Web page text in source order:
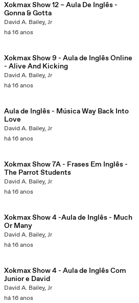
Xokmax Show 12 – Aula De Inglês -
Gonna & Gotta
David A. Bailey, Jr
há 16 anos
Xokmax Show 9 - Aula de Inglês Online
- Alive And Kicking
David A. Bailey, Jr
há 16 anos
Aula de Inglês - Música Way Back Into
Love
David A. Bailey, Jr
há 16 anos
Xokmax Show 7A - Frases Em Inglês -
The Parrot Students
David A. Bailey, Jr
há 16 anos
Xokmax Show 4 -Aula de Inglês - Much
Or Many
David A. Bailey, Jr
há 16 anos
Xokmax Show 4 - Aula de Inglês Com
Junior e David
David A. Bailey, Jr
há 16 anos